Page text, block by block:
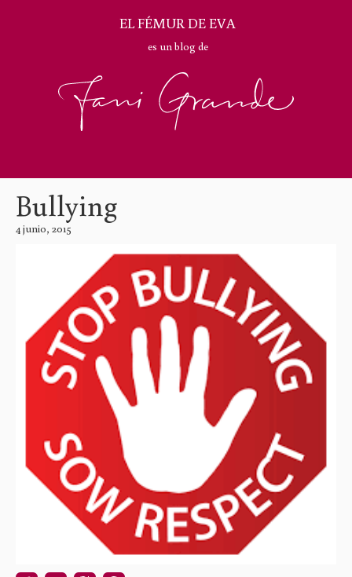
EL FÉMUR DE EVA
es un blog de
Bullying
4 junio, 2015